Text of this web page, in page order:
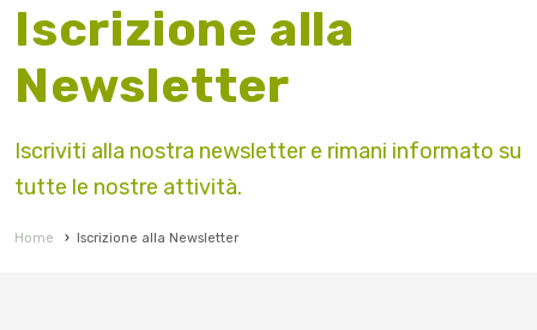
Iscrizione alla
Newsletter
Iscriviti alla nostra newsletter e rimani informato su
tutte le nostre attività.
Home › Iscrizione alla Newsletter